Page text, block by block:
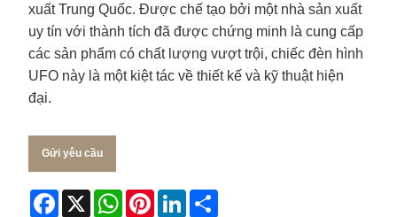
xuất Trung Quốc. Được chế tạo bởi một nhà sản xuất
uy tín với thành tích đã được chứng minh là cung cấp
các sản phẩm có chất lượng vượt trội, chiếc đèn hình
UFO này là một kiệt tác về thiết kế và kỹ thuật hiện
đại.
Gửi yêu cầu
Facebook
X WhatsApp
PinterestLinkedIn